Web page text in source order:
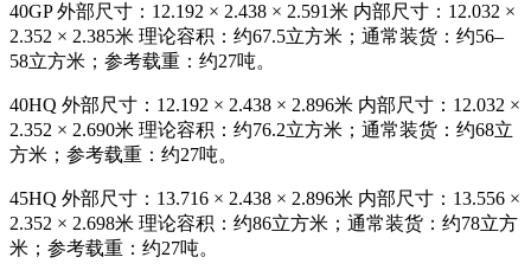
40GP 外部尺寸：12.192 × 2.438 × 2.591米 内部尺寸：12.032 ×
2.352 × 2.385米 理论容积：约67.5立方米；通常装货：约56–
58立方米；参考载重：约27吨。
40HQ 外部尺寸：12.192 × 2.438 × 2.896米 内部尺寸：12.032 ×
2.352 × 2.690米 理论容积：约76.2立方米；通常装货：约68立
方米；参考载重：约27吨。
45HQ 外部尺寸：13.716 × 2.438 × 2.896米 内部尺寸：13.556 ×
2.352 × 2.698米 理论容积：约86立方米；通常装货：约78立方
米；参考载重：约27吨。